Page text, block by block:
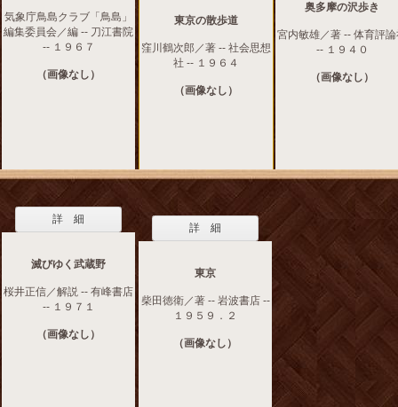
気象庁鳥島クラブ「鳥島」
編集委員会／編 -- 刀江書院
-- １９６７
（画像なし）
東京の散歩道
窪川鶴次郎／著 -- 社会思想
社 -- １９６４
（画像なし）
奥多摩の沢歩き
宮内敏雄／著 -- 体育評
-- １９４０
（画像なし）
詳 細
滅びゆく武蔵野
桜井正信／解説 -- 有峰書店
-- １９７１
（画像なし）
詳 細
東京
柴田徳衛／著 -- 岩波書店 --
１９５９．２
（画像なし）